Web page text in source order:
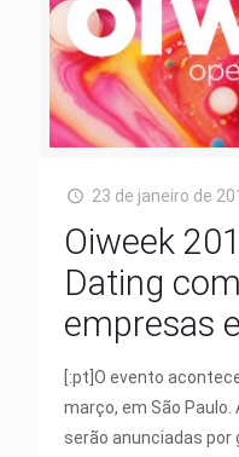
23 de janeiro de
Oiweek
Dating
empresas
[:pt]O evento
março, em São
serão anunciadas por